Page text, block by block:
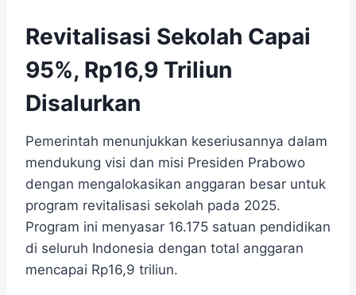
Revitalisasi Sekolah Capai
95%, Rp16,9 Triliun
Disalurkan
Pemerintah menunjukkan keseriusannya dalam
mendukung visi dan misi Presiden Prabowo
dengan mengalokasikan anggaran besar untuk
program revitalisasi sekolah pada 2025.
Program ini menyasar 16.175 satuan pendidikan
di seluruh Indonesia dengan total anggaran
mencapai Rp16,9 triliun.